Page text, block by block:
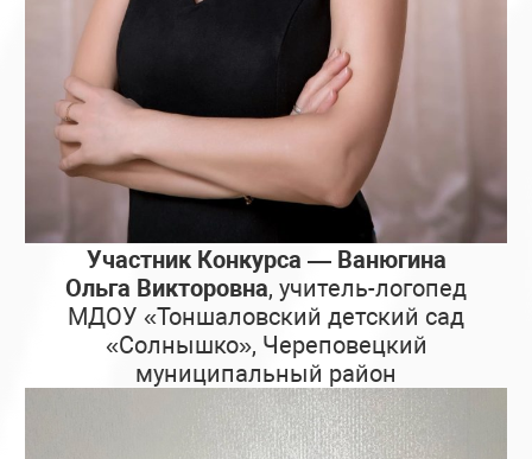
Участник Конкурса — Ванюгина
Ольга Викторовна, учитель-логопед
МДОУ «Тоншаловский детский сад
«Солнышко», Череповецкий
муниципальный район